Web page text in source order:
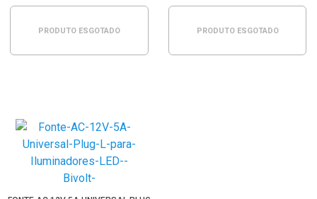
PRODUTO ESGOTADO PRODUTO ESGOTADO